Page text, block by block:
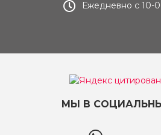
Ежедневно с 10-
МЫ В